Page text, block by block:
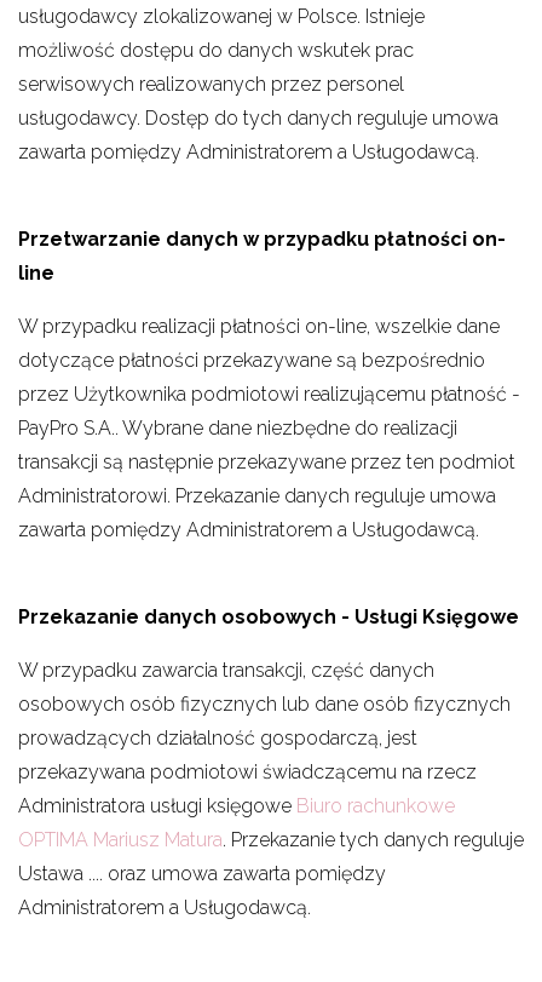
usługodawcy zlokalizowanej w Polsce. Istnieje
możliwość dostępu do danych wskutek prac
serwisowych realizowanych przez personel
usługodawcy. Dostęp do tych danych reguluje umowa
zawarta pomiędzy Administratorem a Usługodawcą.
Przetwarzanie danych w przypadku płatności on-
line
W przypadku realizacji płatności on-line, wszelkie dane
dotyczące płatności przekazywane są bezpośrednio
przez Użytkownika podmiotowi realizującemu płatność -
PayPro S.A.. Wybrane dane niezbędne do realizacji
transakcji są następnie przekazywane przez ten podmiot
Administratorowi. Przekazanie danych reguluje umowa
zawarta pomiędzy Administratorem a Usługodawcą.
Przekazanie danych osobowych - Usługi Księgowe
W przypadku zawarcia transakcji, część danych
osobowych osób fizycznych lub dane osób fizycznych
prowadzących działalność gospodarczą, jest
przekazywana podmiotowi świadczącemu na rzecz
Administratora usługi księgowe Biuro rachunkowe
OPTIMA Mariusz Matura. Przekazanie tych danych reguluje
Ustawa .... oraz umowa zawarta pomiędzy
Administratorem a Usługodawcą.